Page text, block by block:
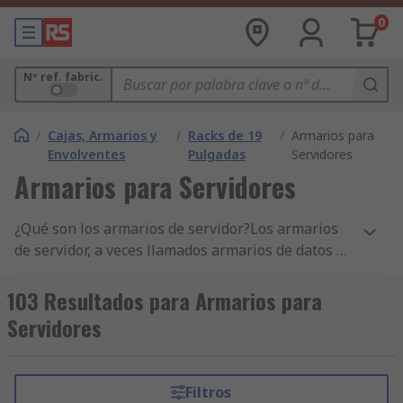
0
Nº ref. fabric.
/ Cajas, Armarios y
Envolventes
/ Racks de 19
Pulgadas
/ Armarios para
Servidores
Armarios para Servidores
¿Qué son los armarios de servidor?Los armarios
de servidor, a veces llamados armarios de datos o
almacenamiento para servidores de montaje en
rack. La mayoría puede alojar racks de servidores
de 19 pulgadas (tamaño estándar del sector). Los
gama de alturas para adaptar el número de racks
103 Resultados para Armarios para
Servidores
Filtros